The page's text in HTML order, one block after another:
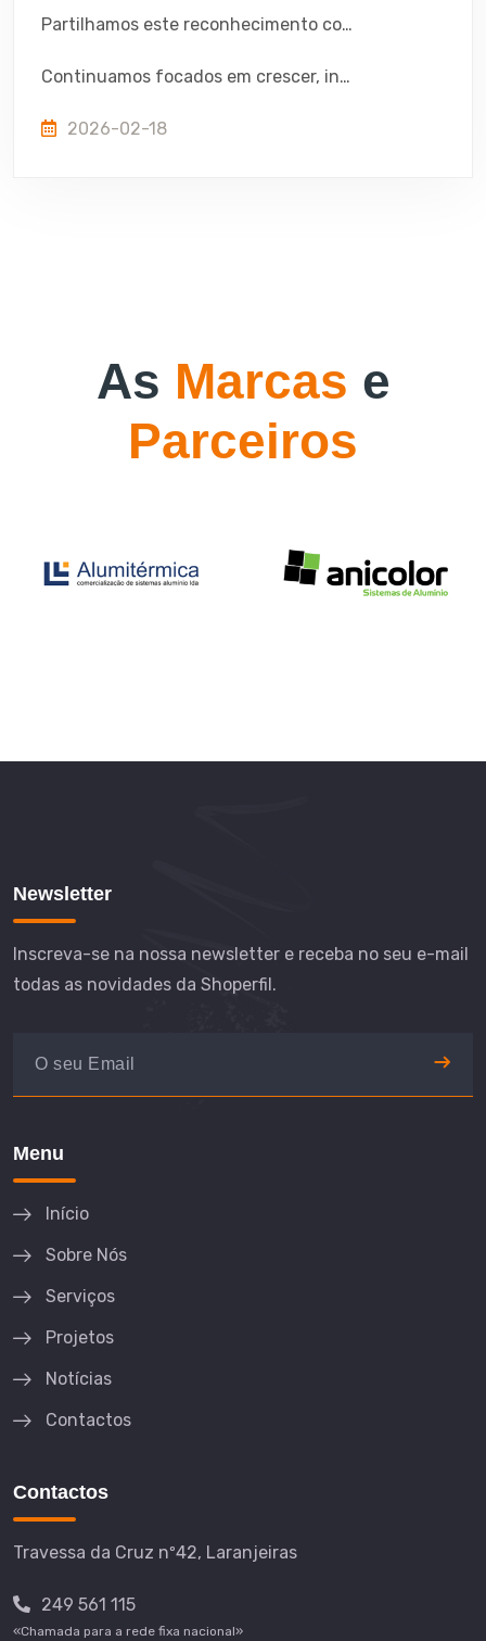
Partilhamos este reconhecimento com todos os que fazem parte do nosso percurso, nomeadamente a todos os colaboradores, parceiros e clientes.
Continuamos focados em crescer, inovar e superar expectativas.
2026-02-18
As Marcas e
Parceiros
Newsletter
Inscreva-se na nossa newsletter e receba no seu e-mail
todas as novidades da Shoperfil.
Menu
Início
Sobre Nós
Serviços
Projetos
Notícias
Contactos
Contactos
Travessa da Cruz nº42, Laranjeiras
249 561 115
«Chamada para a rede fixa nacional»